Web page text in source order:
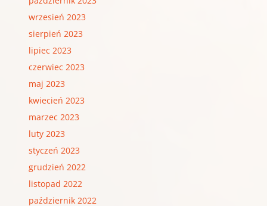
wrzesień 2023
sierpień 2023
lipiec 2023
czerwiec 2023
maj 2023
kwiecień 2023
marzec 2023
luty 2023
styczeń 2023
grudzień 2022
listopad 2022
październik 2022